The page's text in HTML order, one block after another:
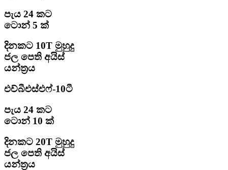
පැය 24 කට
ටොන් 5 ක්
දිනකට 10T මුහුදු
ජල පෙති අයිස්
යන්ත්‍රය
එච්බීඑස්එෆ්-10ටී
පැය 24 කට
ටොන් 10 ක්
දිනකට 20T මුහුදු
ජල පෙති අයිස්
යන්ත්‍රය